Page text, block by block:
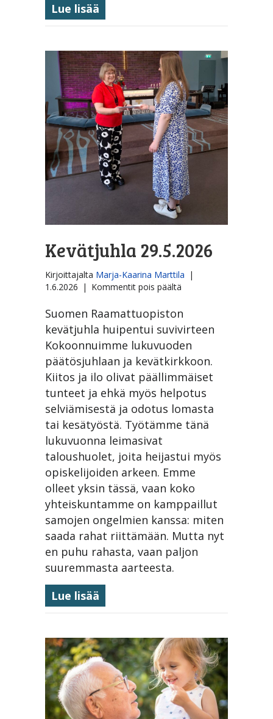
Lue lisää
Kevätjuhla 29.5.2026
Kirjoittajalta Marja-Kaarina Marttila |
1.6.2026 | Kommentit pois päältä
29.5.2026
Suomen Raamattuopiston
kevätjuhla huipentui suvivirteen
Kokoonnuimme lukuvuoden
päätösjuhlaan ja kevätkirkkoon.
Kiitos ja ilo olivat päällimmäiset
tunteet ja ehkä myös helpotus
selviämisestä ja odotus lomasta
tai kesätyöstä. Työtämme tänä
lukuvuonna leimasivat
taloushuolet, joita heijastui myös
opiskelijoiden arkeen. Emme
olleet yksin tässä, vaan koko
yhteiskuntamme on kamppaillut
samojen ongelmien kanssa: miten
saada rahat riittämään. Mutta nyt
en puhu rahasta, vaan paljon
suuremmasta aarteesta.
Lue lisää